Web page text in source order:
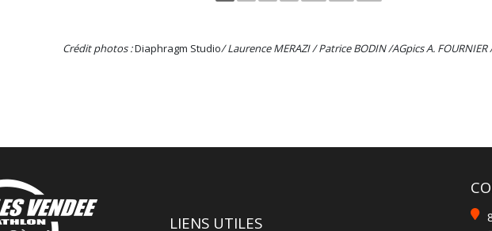
Crédit photos :Diaphragm Studio/ Laurence MERAZI / Patrice BODIN /AGpics A.
LIENS UTILES